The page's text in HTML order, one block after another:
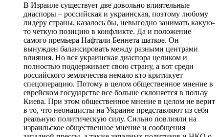
В Израиле существует две довольно влиятельные
диаспоры – российская и украинская, поэтому любому
лидеру страны, казалось бы, невыгодно занимать какую-
то четкую позицию в конфликте. Да и положение
самого премьера Нафтали Беннета шаткое. Он
вынужден балансировать между разными центрами
влияния. Но вся украинская диаспора целиком и
полностью поддерживает свою страну, а вот среди
российского землячества немало кто критикует
спецоперацию. Потому в целом общественное мнение в
еврейском государстве все больше склоняется в пользу
Киева. При этом общественное мнение в целом не верит
в то, что неонацисты на Украине представляют из себя
реальную политическую силу. Сильно повлияли на
израильское общественное мнение и сообщения